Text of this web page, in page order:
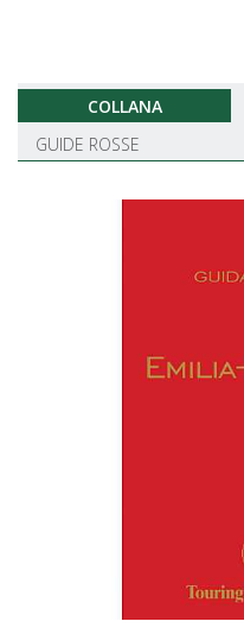
COLLANA
GUIDE ROSSE